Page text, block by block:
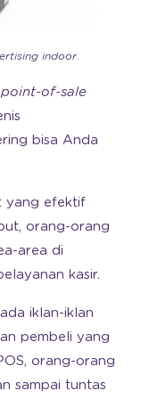
indoor.
point-of-sale
bisa Anda
yang efektif
orang-orang
area di
kasir.
iklan-iklan
pembeli yang
orang-orang
sampai tuntas